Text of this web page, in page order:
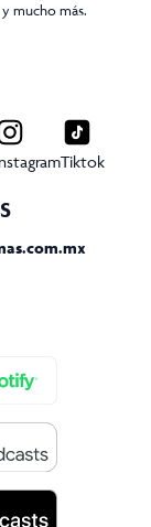
mucho más.
Tiktok